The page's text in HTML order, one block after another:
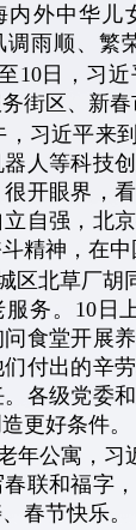
内外中华儿
雨顺、繁
10日，习
街区、新
，习近平来
人等科技
开眼界，
自强，北
精神，在中
区北草厂胡
服务。10日
食堂开展
付出的辛
各级党委
更好条件。
年公寓，习
联和福字
春节快乐。